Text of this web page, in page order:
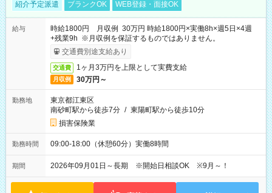
紹介予定派遣 ブランクOK WEB登録・面接OK
給与
時給1800円 月収例 30万円 時給1800円×実働8h×週5日×4週
+残業9h ※月収例を保証するものではありません。
交通費別途支給あり
交通費 1ヶ月3万円を上限として実費支給
月収例 30万円～
勤務地
東京都江東区
南砂町駅から徒歩7分 / 東陽町駅から徒歩10分
損害保険業
勤務時間 09:00-18:00（休憩60分）実働8時間
期間 2026年09月01日～長期 ※開始日相談OK ※9月～！